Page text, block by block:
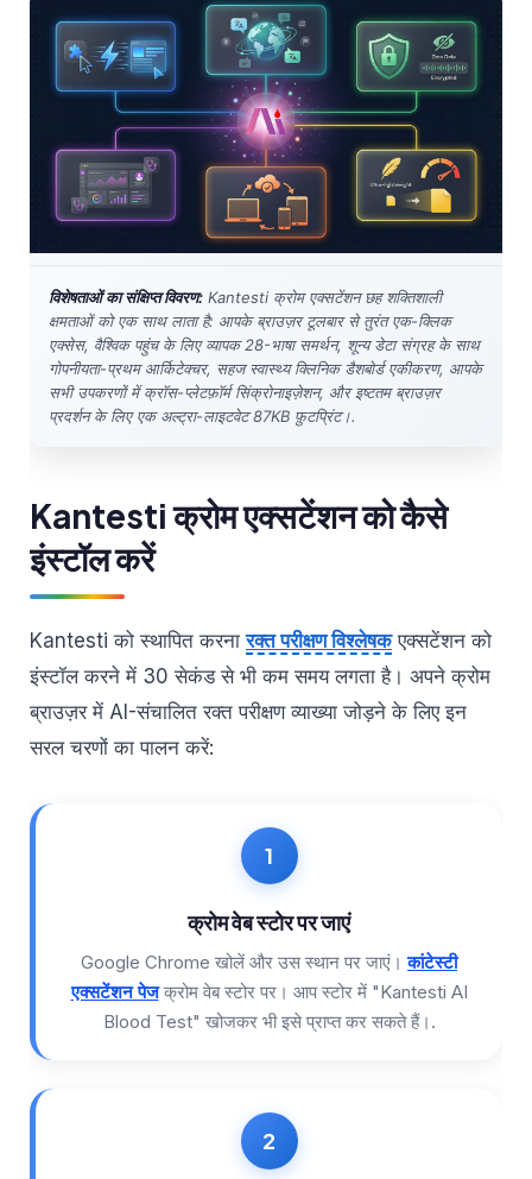
विशेषताओं का संक्षिप्त विवरण: Kantesti क्रोम एक्सटेंशन छह शक्तिशाली
क्षमताओं को एक साथ लाता है: आपके ब्राउज़र टूलबार से तुरंत एक-क्लिक
एक्सेस, वैश्विक पहुंच के लिए व्यापक 28-भाषा समर्थन, शून्य डेटा संग्रह के साथ
गोपनीयता-प्रथम आर्किटेक्चर, सहज स्वास्थ्य क्लिनिक डैशबोर्ड एकीकरण, आपके
सभी उपकरणों में क्रॉस-प्लेटफ़ॉर्म सिंक्रोनाइज़ेशन, और इष्टतम ब्राउज़र
प्रदर्शन के लिए एक अल्ट्रा-लाइटवेट 87KB फ़ुटप्रिंट।.
Kantesti क्रोम एक्सटेंशन को कैसे
इंस्टॉल करें
Kantesti को स्थापित करनारक्त परीक्षण विश्लेषकएक्सटेंशन को
इंस्टॉल करने में 30 सेकंड से भी कम समय लगता है। अपने क्रोम
ब्राउज़र में AI-संचालित रक्त परीक्षण व्याख्या जोड़ने के लिए इन
सरल चरणों का पालन करें:
क्रोम वेब स्टोर पर जाएं
Google Chrome खोलें और उस स्थान पर जाएं।कांटेस्टी
एक्सटेंशन पेजक्रोम वेब स्टोर पर। आप स्टोर में "Kantesti AI
Blood Test" खोजकर भी इसे प्राप्त कर सकते हैं।.